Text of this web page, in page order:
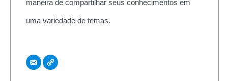
maneira de compartilhar seus conhecimentos em
uma variedade de temas.